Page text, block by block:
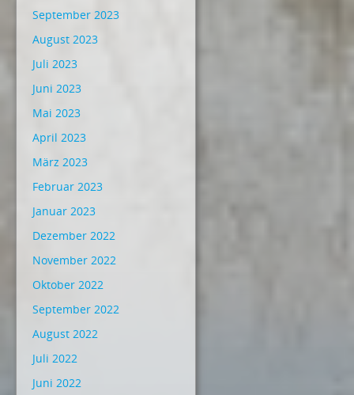
September 2023
August 2023
Juli 2023
Juni 2023
Mai 2023
April 2023
März 2023
Februar 2023
Januar 2023
Dezember 2022
November 2022
Oktober 2022
September 2022
August 2022
Juli 2022
Juni 2022